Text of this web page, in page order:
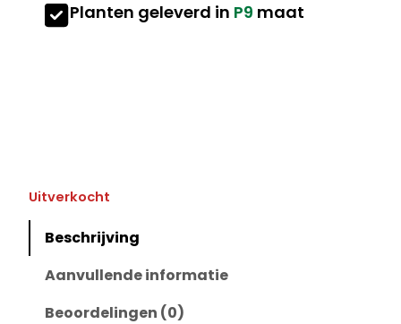
Planten geleverd in P9 maat
Uitverkocht
Beschrijving
Aanvullende informatie
Beoordelingen (0)